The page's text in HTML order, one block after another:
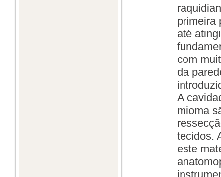
primeira
até
com
da
A
mioma
tecidos.
este